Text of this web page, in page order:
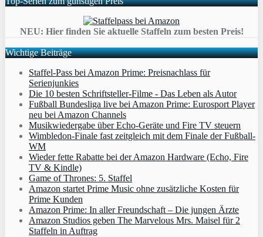
NEU: Hier finden Sie aktuelle Staffeln zum besten Preis!
Wichtige Beiträge
Staffel-Pass bei Amazon Prime: Preisnachlass für
Serienjunkies
Die 10 besten Schriftsteller-Filme - Das Leben als Autor
Fußball Bundesliga live bei Amazon Prime: Eurosport Player
neu bei Amazon Channels
Musikwiedergabe über Echo-Geräte und Fire TV steuern
Wimbledon-Finale fast zeitgleich mit dem Finale der Fußball-
WM
Wieder fette Rabatte bei der Amazon Hardware (Echo, Fire
TV & Kindle)
Game of Thrones: 5. Staffel
Amazon startet Prime Music ohne zusätzliche Kosten für
Prime Kunden
Amazon Prime: In aller Freundschaft – Die jungen Ärzte
Amazon Studios geben The Marvelous Mrs. Maisel für 2
Staffeln in Auftrag